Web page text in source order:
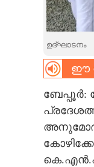
LITERATURE
CONTACT US
ഉദ്ഘാടനം
ഈ
ബേപ്പൂർ: